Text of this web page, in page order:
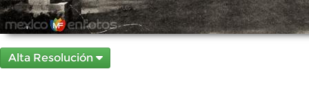
Alta Resolución